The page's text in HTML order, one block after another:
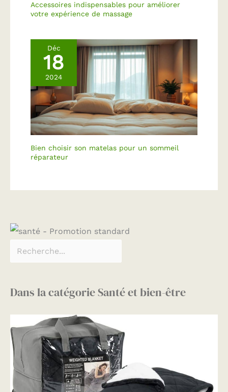
Accessoires indispensables pour améliorer
votre expérience de massage
Déc
18
2024
Bien choisir son matelas pour un sommeil
réparateur
Dans la catégorie Santé et bien-être